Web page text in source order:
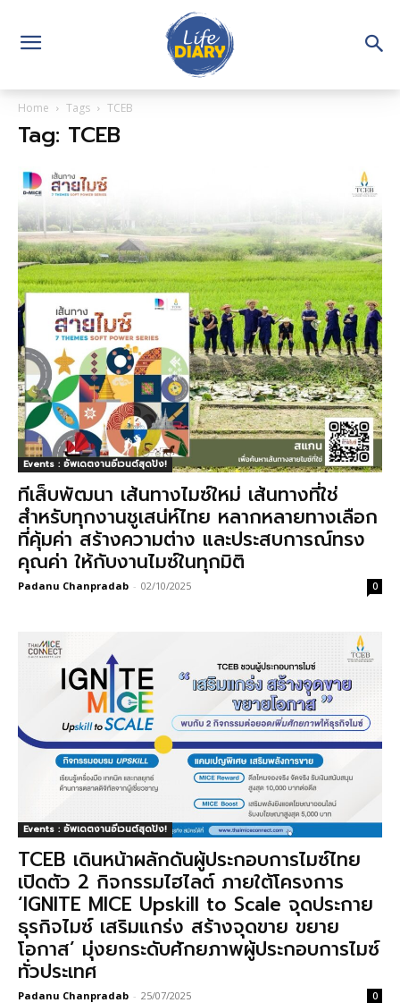
Home Tags TCEB
Tag: TCEB
Events : อัพเดตงานอีเวนต์สุดปัง!
ทีเส็บพัฒนา เส้นทางไมซ์ใหม่ เส้นทางที่ใช่
สำหรับทุกงานชูเสน่ห์ไทย หลากหลายทางเลือก
ที่คุ้มค่า สร้างความต่าง และประสบการณ์ทรง
คุณค่า ให้กับงานไมซ์ในทุกมิติ
Padanu Chanpradab - 02/10/2025 0
Events : อัพเดตงานอีเวนต์สุดปัง!
TCEB เดินหน้าผลักดันผู้ประกอบการไมซ์ไทย
เปิดตัว 2 กิจกรรมไฮไลต์ ภายใต้โครงการ
‘IGNITE MICE Upskill to Scale จุดประกาย
ธุรกิจไมซ์ เสริมแกร่ง สร้างจุดขาย ขยาย
โอกาส’ มุ่งยกระดับศักยภาพผู้ประกอบการไมซ์
ทั่วประเทศ
Padanu Chanpradab - 25/07/2025 0